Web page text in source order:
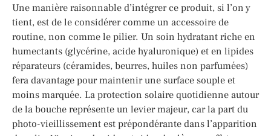
Une manière raisonnable d’intégrer ce produit, si l’on y
tient, est de le considérer comme un accessoire de
routine, non comme le pilier. Un soin hydratant riche en
humectants (glycérine, acide hyaluronique) et en lipides
réparateurs (céramides, beurres, huiles non parfumées)
fera davantage pour maintenir une surface souple et
moins marquée. La protection solaire quotidienne autour
de la bouche représente un levier majeur, car la part du
photo-vieillissement est prépondérante dans l’apparition